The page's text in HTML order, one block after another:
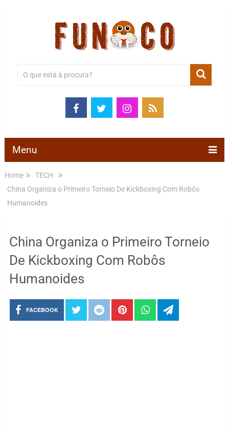
Menu
Home
TECH
China Organiza o Primeiro Torneio De Kickboxing Com Robôs
Humanoides
China Organiza o Primeiro Torneio
De Kickboxing Com Robôs
Humanoides
FACEBOOK